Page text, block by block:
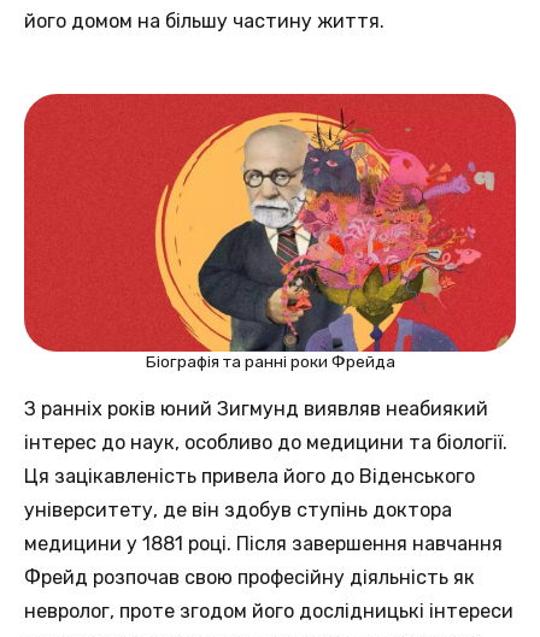
його домом на більшу частину життя.
Біографія та ранні роки Фрейда
З ранніх років юний Зигмунд виявляв неабиякий
інтерес до наук, особливо до медицини та біології.
Ця зацікавленість привела його до Віденського
університету, де він здобув ступінь доктора
медицини у 1881 році. Після завершення навчання
Фрейд розпочав свою професійну діяльність як
невролог, проте згодом його дослідницькі інтереси